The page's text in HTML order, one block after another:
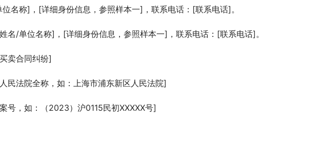
名称]，[详细身份信息，参照样本一]，联系电话：[联系电话]。
名/单位名称]，[详细身份信息，参照样本一]，联系电话：[联系电话]。
卖合同纠纷]
民法院全称，如：上海市浦东新区人民法院]
号，如：（2023）沪0115民初XXXXX号]